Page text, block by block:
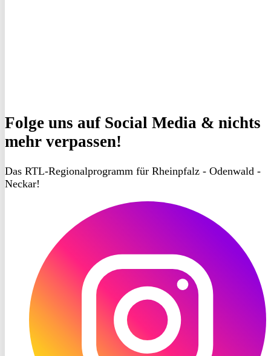
Folge uns auf Social Media & nichts
mehr verpassen!
Das RTL-Regionalprogramm für Rheinpfalz - Odenwald -
Neckar!
Instagram